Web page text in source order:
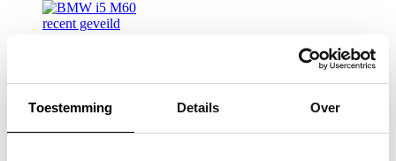
Toestemming Details Over
recent geveild
recent geveild
BMW M3 Berline
2021 | 44355 km